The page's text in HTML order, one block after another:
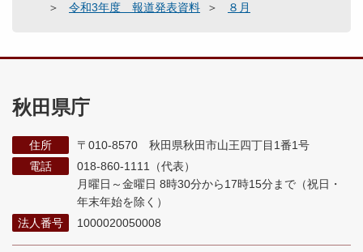
令和3年度 報道発表資料
８月
秋田県庁
住所
〒010-8570 秋田県秋田市山王四丁目1番1号
電話
018-860-1111（代表）
月曜日～金曜日 8時30分から17時15分まで （祝日・
年末年始を除く）
法人番号
1000020050008